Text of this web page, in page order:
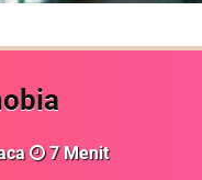
7Menit